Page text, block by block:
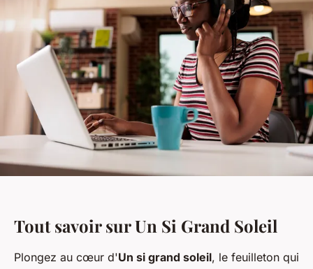
Tout savoir sur Un Si Grand Soleil
Plongez au cœur d'Un si grand soleil, le feuilleton qui